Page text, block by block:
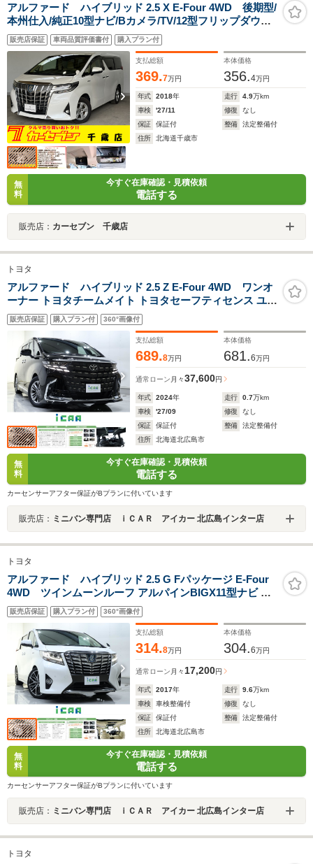
アルファード ハイブリッド 2.5 X E-Four 4WD 後期型/
本州仕入/純正10型ナビ/Bカメラ/TV/12型フリップダウン/
デジタルミラー/両側パワースライドドア/AC100V電源
×3/LEDヘッドライト/LEDフォグライト/スペア/ETC/セー
フティセンス/ブラインドスポットモニター
販売店保証 車両品質評価書付 購入プラン付
支払総額
369.7万円
本体価格
356.4万円
年式 2018年 走行 4.9万km
車検
'27/11 修復
なし
保証
保証付 整備
法定整備付
住所
北海道千歳市
無
料
今すぐ在庫確認・見積依頼
電話する
販売店： カーセブン 千歳店
トヨタ
アルファード ハイブリッド 2.5 Z E-Four 4WD ワンオ
ーナー トヨタチームメイト トヨタセーフティセンス ユニ
バーサルステップ モデリスタフルエアロ 左右独立ムーン
ルーフ 純正14型ナビ 純正13.2型後席モニター 全周囲カメ
ラ パワーバックドア 寒冷地仕様車
販売店保証 購入プラン付 360°画像付
支払総額
689.8万円
本体価格
681.6万円
通常ローン 月々37,600円
年式 2024年 走行 0.7万km
車検
'27/09 修復
なし
保証
保証付 整備
法定整備付
住所
北海道北広島市
無
料
今すぐ在庫確認・見積依頼
電話する
カーセンサーアフター保証がBプランに付いています
販売店： ミニバン専門店 ｉＣＡＲ アイカー 北広島インター店
トヨタ
アルファード ハイブリッド 2.5 G Fパッケージ E-Four
4WD ツインムーンルーフ アルパインBIGX11型ナビ ア
ルパイン12.8型後席モニター バックカメラ プリクラッシ
ュセーフティ クリアランスソナー レーダークルーズコン
トロール ベージュ革シート TEIN車高調 寒冷地仕様
販売店保証 購入プラン付 360°画像付
支払総額
314.8万円
本体価格
304.6万円
通常ローン 月々 17,200円
年式 2017年 走行 9.6万km
車検
車検整備付 修復
なし
保証
保証付 整備
法定整備付
住所
北海道北広島市
無
料
今すぐ在庫確認・見積依頼
電話する
カーセンサーアフター保証がBプランに付いています
販売店： ミニバン専門店 ｉＣＡＲ アイカー 北広島インター店
トヨタ